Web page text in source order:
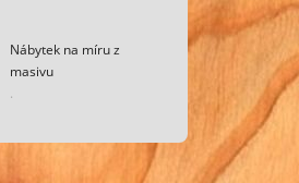
Nábytek na míru z
masivu
.